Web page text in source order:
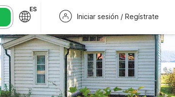
ES
Iniciar sesión / Regístrate